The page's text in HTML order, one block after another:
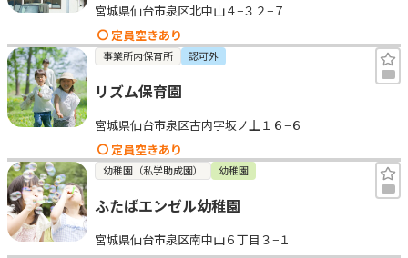
見学日記
メッセージ
おすすめの園
エンクルの特徴と活用方法
コラム
お知らせ
宮城県仙台市泉区北中山４−３２−７
定員空きあり
事業所内保育所 認可外
リズム保育園
宮城県仙台市泉区古内字坂ノ上１６−６
定員空きあり
幼稚園（私学助成園） 幼稚園
ふたばエンゼル幼稚園
宮城県仙台市泉区南中山６丁目３−１